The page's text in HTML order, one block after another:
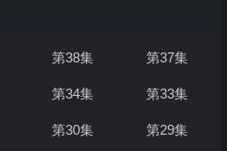
第38集 第37集
第34集 第33集
第30集 第29集